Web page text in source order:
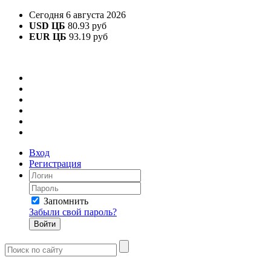
Сегодня 6 августа 2026
USD ЦБ 80.93 руб
EUR ЦБ 93.19 руб
Вход
Регистрация
Запомнить
Забыли свой пароль?